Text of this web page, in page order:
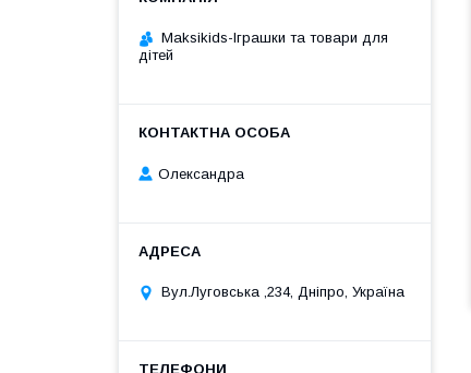
Maksikids-Іграшки та товари для
дітей
Олександра
Вул.Луговська ,234, Дніпро, Україна